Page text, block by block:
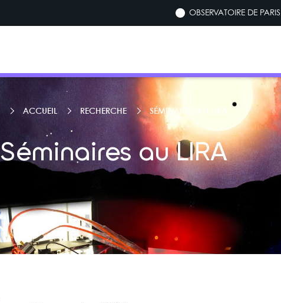
OBSERVATOIRE DE PARIS
ACCUEIL RECHERCHE SÉMINAIRES AU LIRA
Séminaires au LIRA